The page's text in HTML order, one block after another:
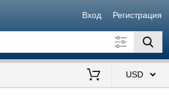
Вход Регистрация